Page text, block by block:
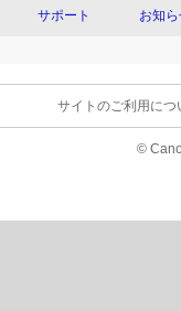
サポート お知
サイトのご利用につ
©